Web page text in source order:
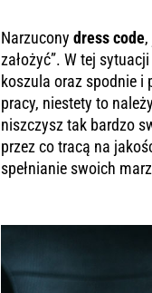
Narzuconydress code
założyć”. W tej
koszula oraz spodnie i
pracy, niestety to
niszczysz tak bardzo
przez co tracą na
spełnianie swoich